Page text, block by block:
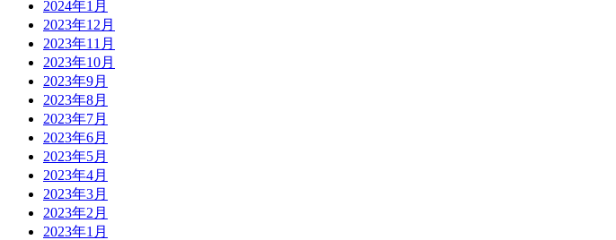
2024年1月
2023年12月
2023年11月
2023年10月
2023年9月
2023年8月
2023年7月
2023年6月
2023年5月
2023年4月
2023年3月
2023年2月
2023年1月